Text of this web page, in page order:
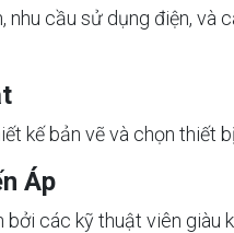
nhu cầu sử dụng điện,
kế bản vẽ và chọn thiết
Áp
các kỹ thuật viên